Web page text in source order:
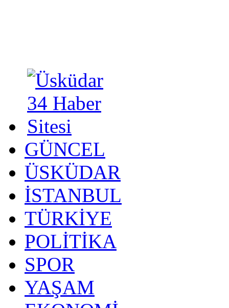
GÜNCEL
ÜSKÜDAR
İSTANBUL
TÜRKİYE
POLİTİKA
SPOR
YAŞAM